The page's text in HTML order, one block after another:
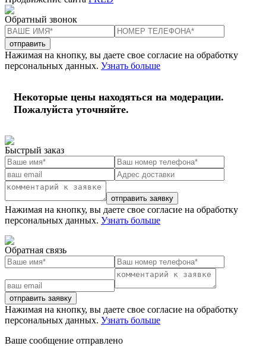
Обратный звонок
отправить
Нажимая на кнопку, вы даете свое согласие на обработку
персональных данных. Узнать больше
Некоторые цены находяться на модерации.
Пожалуйста уточняйте.
Быстрый заказ
отправить заявку
Нажимая на кнопку, вы даете свое согласие на обработку
персональных данных. Узнать больше
Обратная связь
отправить заявку
Нажимая на кнопку, вы даете свое согласие на обработку
персональных данных. Узнать больше
Ваше сообщение отправлено